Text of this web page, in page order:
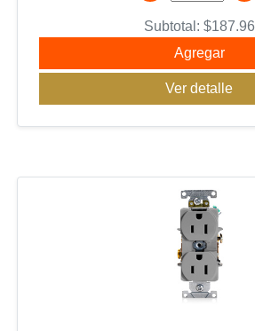
Subtotal: $187.96
Agregar
Ver detalle